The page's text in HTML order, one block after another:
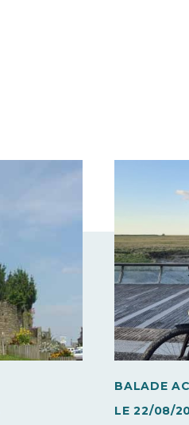
BALADE
LE 22/08/